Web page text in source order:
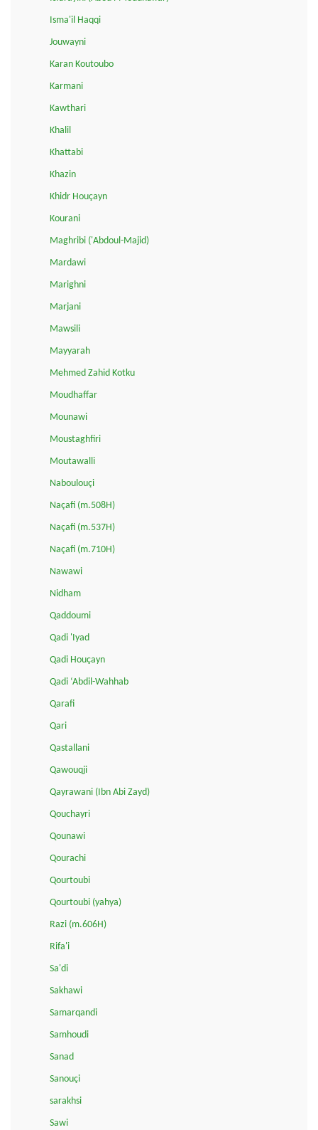
Isma'il Haqqi
Jouwayni
Karan Koutoubo
Karmani
Kawthari
Khalil
Khattabi
Khazin
Khidr Houçayn
Kourani
Maghribi ('Abdoul-Majid)
Mardawi
Marighni
Marjani
Mawsili
Mayyarah
Mehmed Zahid Kotku
Moudhaffar
Mounawi
Moustaghfiri
Moutawalli
Naboulouçi
Naçafi (m.508H)
Naçafi (m.537H)
Naçafi (m.710H)
Nawawi
Nidham
Qaddoumi
Qadi 'Iyad
Qadi Houçayn
Qadi ‘Abdil-Wahhab
Qarafi
Qari
Qastallani
Qawouqji
Qayrawani (Ibn Abi Zayd)
Qouchayri
Qounawi
Qourachi
Qourtoubi
Qourtoubi (yahya)
Razi (m.606H)
Rifa'i
Sa'di
Sakhawi
Samarqandi
Samhoudi
Sanad
Sanouçi
sarakhsi
Sawi